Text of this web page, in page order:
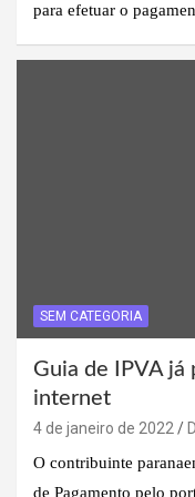
para efetuar o
SEM CATEGORIA
Guia de IPVA já
internet
4 de janeiro de 2022
O contribuinte
de Pagamento pelo